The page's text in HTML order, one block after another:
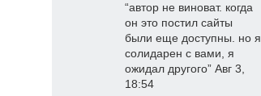
“автор не виноват. когда
он это постил сайты
были еще доступны. но я
солидарен с вами, я
ожидал другого” Авг 3,
18:54